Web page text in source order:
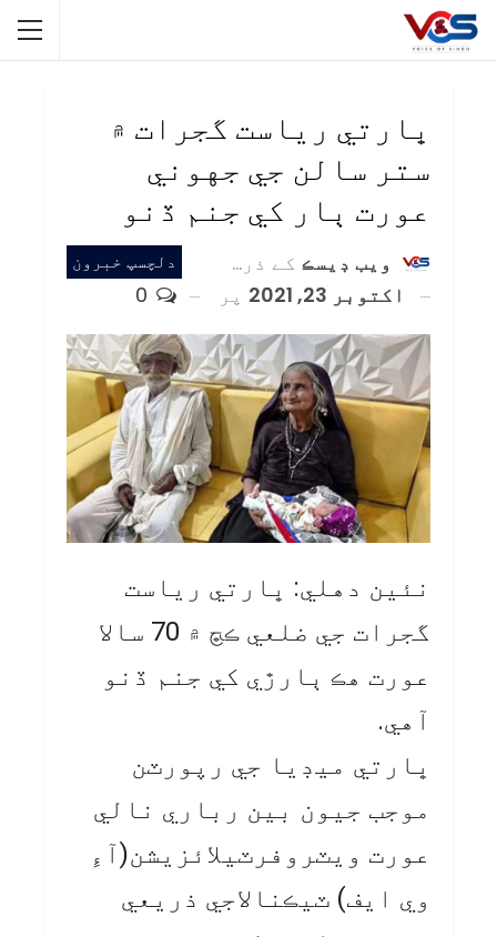
ڀارتي رياست گجرات ۾
ستر سالن جي جهوني
عورت ٻار کي جنم ڏنو
دلچسپ خبرون ويب ڊيسڪ کے ذریعہ
اکتوبر 23, 2021
پر
نئين دهلي: ڀارتي رياست
گجرات جي ضلعي ڪڇ ۾ 70 سالا
عورت هڪ ٻارڙي کي جنم ڏنو
آهي.
ڀارتي ميڊيا جي رپورٽن
موجب جيون بين رباري نالي
عورت ويٽروفرٽيلائزيشن(آءِ
وي ايف) ٽيڪنالاجي ذريعي